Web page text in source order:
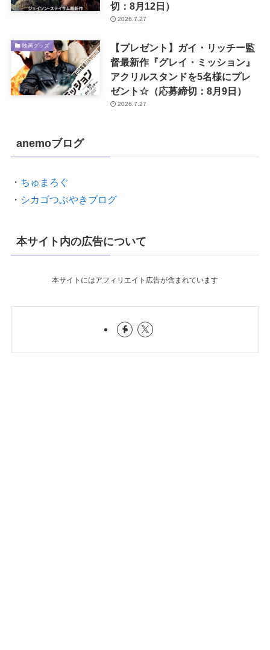
切：8月12日）
2026.7.27
映画グッズ
【プレゼント】ガイ・リッチー監
督最新作『グレイ・ミッション』
アクリルスタンドを5名様にプレ
ゼント☆（応募締切：8月9日）
2026.7.27
anemoブログ
・ ちゅまろぐ
・ シカゴつぶやきブログ
本サイト内の広告について
本サイトにはアフィリエイト広告が含まれています